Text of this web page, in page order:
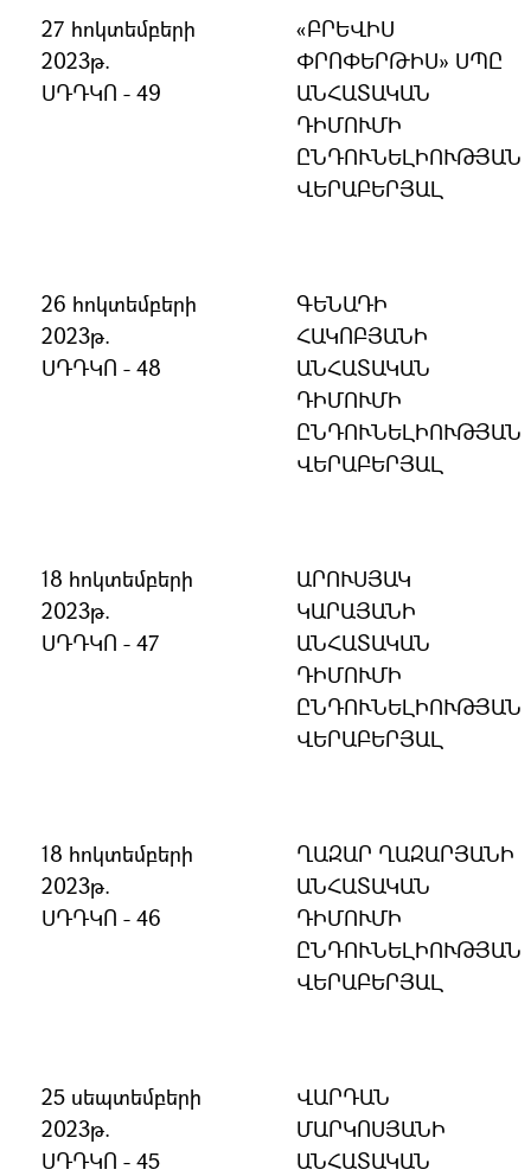
27 հոկտեմբերի
2023թ.
ՍԴԴԿՈ - 49
«ԲՐԵՎԻՍ
ՓՐՈՓԵՐԹԻՍ» ՍՊԸ
ԱՆՀԱՏԱԿԱՆ
ԴԻՄՈՒՄԻ
ԸՆԴՈՒՆԵԼԻՈՒԹՅԱՆ
ՎԵՐԱԲԵՐՅԱԼ
26 հոկտեմբերի
2023թ.
ՍԴԴԿՈ - 48
ԳԵՆԱԴԻ
ՀԱԿՈԲՅԱՆԻ
ԱՆՀԱՏԱԿԱՆ
ԴԻՄՈՒՄԻ
ԸՆԴՈՒՆԵԼԻՈՒԹՅԱՆ
ՎԵՐԱԲԵՐՅԱԼ
18 հոկտեմբերի
2023թ.
ՍԴԴԿՈ - 47
ԱՐՈՒՍՅԱԿ
ԿԱՐԱՅԱՆԻ
ԱՆՀԱՏԱԿԱՆ
ԴԻՄՈՒՄԻ
ԸՆԴՈՒՆԵԼԻՈՒԹՅԱՆ
ՎԵՐԱԲԵՐՅԱԼ
18 հոկտեմբերի
2023թ.
ՍԴԴԿՈ - 46
ՂԱԶԱՐ ՂԱԶԱՐՅԱՆԻ
ԱՆՀԱՏԱԿԱՆ
ԴԻՄՈՒՄԻ
ԸՆԴՈՒՆԵԼԻՈՒԹՅԱՆ
ՎԵՐԱԲԵՐՅԱԼ
25 սեպտեմբերի
2023թ.
ՍԴԴԿՈ - 45
ՎԱՐԴԱՆ
ՄԱՐԿՈՍՅԱՆԻ
ԱՆՀԱՏԱԿԱՆ